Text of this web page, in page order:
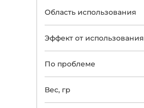
Область использования
Эффект от использования
По проблеме
Вес, гр